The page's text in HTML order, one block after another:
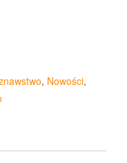
, Nowości,